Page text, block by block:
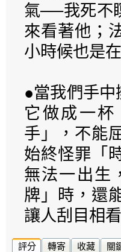
氣──我死不
來看著他；
小時候也是
●當我們手
它做成一
手」，不能
始終怪罪「
無法一出生
牌」時，還
讓人刮目相
評分 轉寄 收藏 關